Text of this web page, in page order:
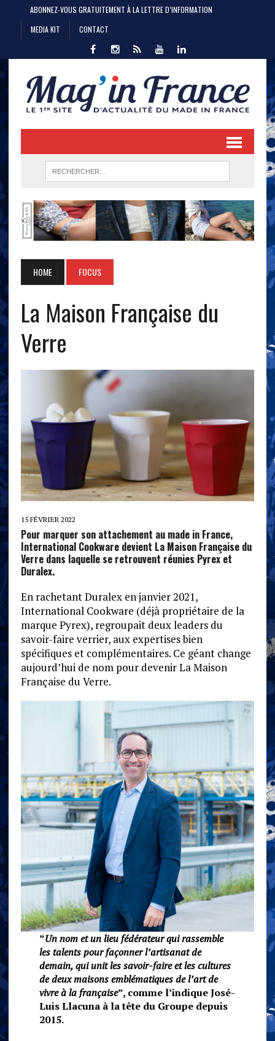
ABONNEZ-VOUS GRATUITEMENT À LA LETTRE D’INFORMATION
MEDIA KIT
CONTACT
HOME FOCUS
La Maison Française du
Verre
15 FÉVRIER 2022
Pour marquer son attachement au made in France,
International Cookware devient La Maison Française du
Verre dans laquelle se retrouvent réunies Pyrex et
Duralex.
En rachetant Duralex en janvier 2021,
International Cookware (déjà propriétaire de la
marque Pyrex), regroupait deux leaders du
savoir-faire verrier, aux expertises bien
spécifiques et complémentaires. Ce géant change
aujourd’hui de nom pour devenir La Maison
Française du Verre.
”Un nom et un lieu fédérateur qui rassemble
les talents pour façonner l’artisanat de
demain, qui unit les savoir-faire et les cultures
de deux maisons emblématiques de l’art de
vivre à la française”, comme l’indique José-
Luis Llacuna à la tête du Groupe depuis
2015.